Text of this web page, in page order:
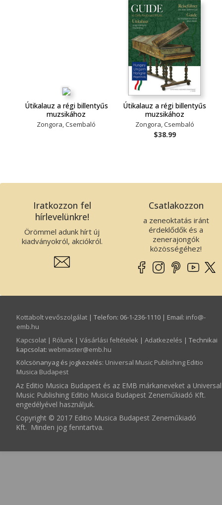
Útikalauz a régi billentyűs
muzsikához
Zongora, Csembaló
Útikalauz a régi billentyűs
muzsikához
Zongora, Csembaló
$38.99
Iratkozzon fel
hírlevelünkre!
Örömmel adunk hírt új
kiadványokról, akciókról.
Csatlakozzon
a zeneoktatás iránt
érdeklődők és a
zenerajongók
közösségéhez!
Kottabolt vevőszolgálat | Telefon: 06-1-236-1110 | Email: info­@­
emb.hu
Kapcsolat | Rólunk | Vásárlási feltételek | Adatkezelés | Technikai
kapcsolat: webmaster­@­emb.hu
Kölcsönanyag és jogkezelés: Universal Music Publishing Editio
Musica Budapest
Az Editio Musica Budapest és az EMB márkaneveket a Universal
Music Publishing Editio Musica Budapest Zeneműkiadó Kft.
engedélyével használjuk.
Copyright © 2017 Editio Musica Budapest Zeneműkiadó
Kft. Minden jog fenntartva.